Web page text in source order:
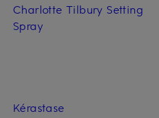
Charlotte Tilbury Setting
Spray
Kérastase